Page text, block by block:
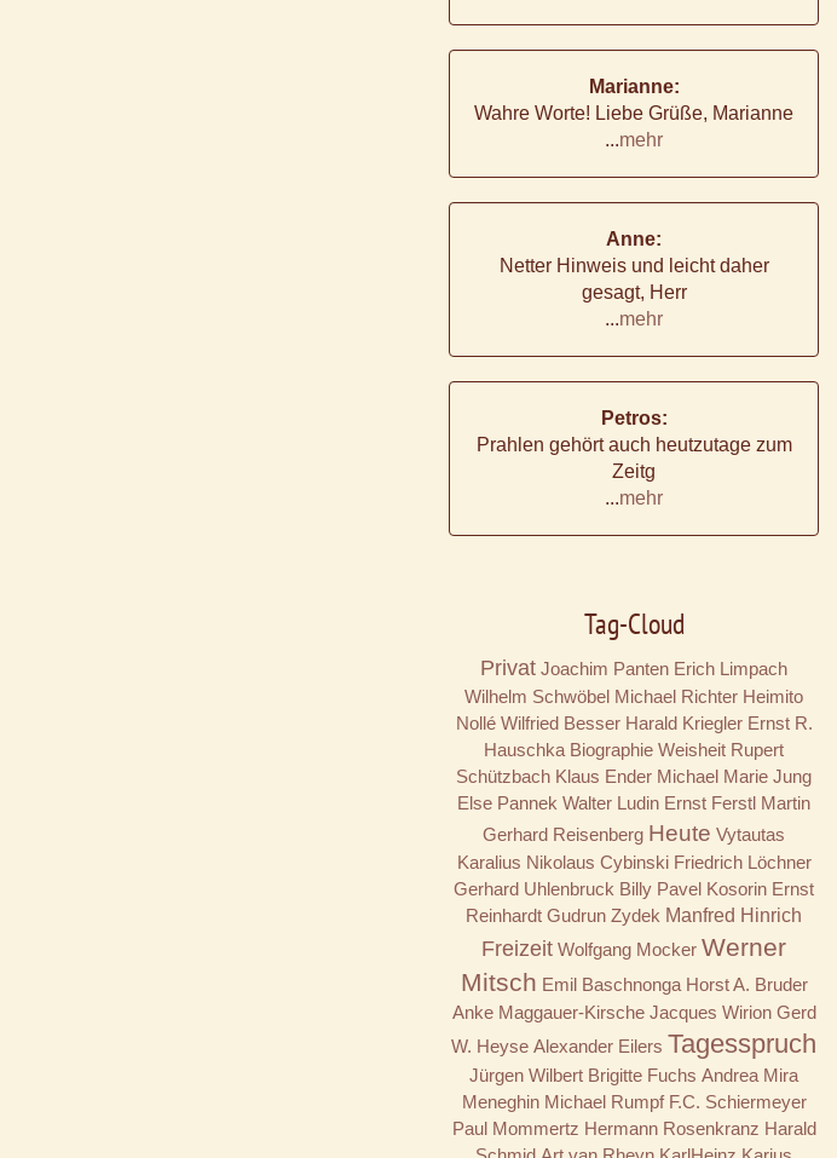
Marianne:
Wahre Worte! Liebe Grüße, Marianne
...mehr
Anne:
Netter Hinweis und leicht daher
gesagt, Herr
...mehr
Petros:
Prahlen gehört auch heutzutage zum
Zeitg
...mehr
Tag-Cloud
Privat Joachim Panten Erich Limpach
Wilhelm Schwöbel Michael Richter Heimito
Nollé Wilfried Besser Harald Kriegler Ernst R.
Hauschka Biographie Weisheit Rupert
Schützbach Klaus Ender Michael Marie Jung
Else Pannek Walter Ludin Ernst Ferstl Martin
Gerhard Reisenberg Heute Vytautas
Karalius Nikolaus Cybinski Friedrich Löchner
Gerhard Uhlenbruck Billy Pavel Kosorin Ernst
Reinhardt Gudrun Zydek Manfred Hinrich
Freizeit Wolfgang Mocker Werner
Mitsch Emil Baschnonga Horst A. Bruder
Anke Maggauer-Kirsche Jacques Wirion Gerd
W. Heyse Alexander Eilers Tagesspruch
Jürgen Wilbert Brigitte Fuchs Andrea Mira
Meneghin Michael Rumpf F.C. Schiermeyer
Paul Mommertz Hermann Rosenkranz Harald